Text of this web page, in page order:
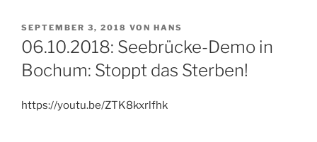
VERÖFFENTLICHT
AM
SEPTEMBER 3, 2018 VON HANS
06.10.2018: Seebrücke-Demo in
Bochum: Stoppt das Sterben!
https://youtu.be/ZTK8kxrlfhk